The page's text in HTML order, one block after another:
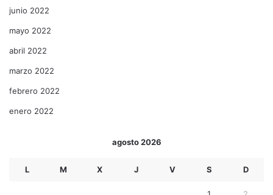
junio 2022
mayo 2022
abril 2022
marzo 2022
febrero 2022
enero 2022
agosto 2026
L M X J V S D